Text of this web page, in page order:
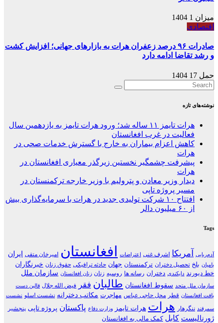
میزان 1 1404
اقتصادی
صادرات ۹۶ درصد زعفران هرات به بازارهای جهانی؛ افزایش کشت
و رشد تقاضا ادامه دارد
حمل 17 1404
نوشته‌های تازه
هرات تایمز ۱۱ ساله شد؛ ورود هرات تایمز به یازدهمین سال
فعالیت در غرب افغانستان
کاهش اعزام بیماران به خارج با گسترش خدمات صحی در
هرات
پیشرفت چشمگیر نخستین زیرگذر معیاری افغانستان در
هرات
دیدار وزیر معادن و پترولیم با وزیر خارجه ترکمنستان در
مسیر پروژه تاپی
افتتاح ۱۰ شرکت تولیدی جدید در هرات با سرمایه‌گذاری بیش
از ۶۰ میلیون دالر
Tags
آدم‌ربایی آمریکا اشرف غنی اعتراضات افغانستان امیرخان متقی ایران
بامیان بلخ تحصیل دختران ترکمنستان جهان حادثه ترافیکی حقوق زنان خبرنگاران
خط دیورند دایکندی دختران رسانه ها روسیه زنان زنان افغانستان سازمان ملل
سازمان ملل متحد سقوط افغانستان طالبان فقر فیض الله جلال قالین دست
بافت افغانستان قطر محل حاجی عباس مهاجرت مکاتب دخترانه نشست اسلو نشست
سمرقند ننگرهار هرات هرات تایمز وزارت دفاع پاکستان پروژه تاپی پنجشیر
ژورنالیست کابل کمک مالی به افغانستان